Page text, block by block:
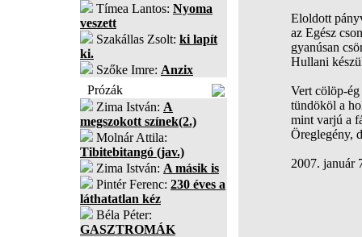
Tímea Lantos: Nyoma
veszett
Szakállas Zsolt: ki lapít
ki.
Szőke Imre: Anzix
Prózák
Zima István: A
megszokott színek(2.)
Molnár Attila:
Tibitebitangó (jav.)
Zima István: A másik is
Pintér Ferenc: 230 éves a
láthatatlan kéz
Béla Péter:
GASZTROMÁK
Eloldott
az Egész
gyanúsan
Hullani
Vert cölöp-ég
tündököl a
mint varjú a
Öreglegény,
2007. január